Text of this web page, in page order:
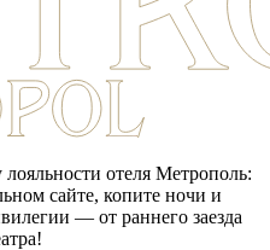
отеля Метрополь:
сайте, копите ночи и
— от раннего заезда